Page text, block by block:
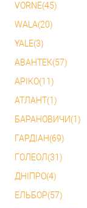
VORNE(45)
WALA(20)
YALE(3)
АВАНТЕК(57)
АРІКО(11)
АТЛАНТ(1)
БАРАНОВИЧИ(1)
ГАРДІАН(69)
ГОЛЕОЛ(31)
ДНІПРО(4)
ЕЛЬБОР(57)